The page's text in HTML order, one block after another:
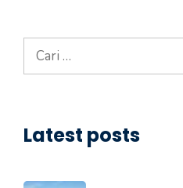
Cari
untuk:
Latest posts